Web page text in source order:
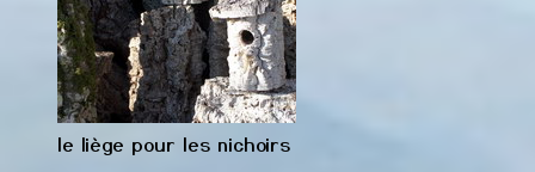
le liège pour les nichoirs